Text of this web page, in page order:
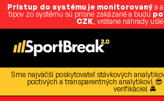
Prístup do systému je monitorovaný a
tipov zo systému sú prísne zakázané a budú
CZK, vrátane náhrady
Sme najväčší poskytovateľ stávkových
poctivých a transparentných analytikov!
verifikácie! 🚔